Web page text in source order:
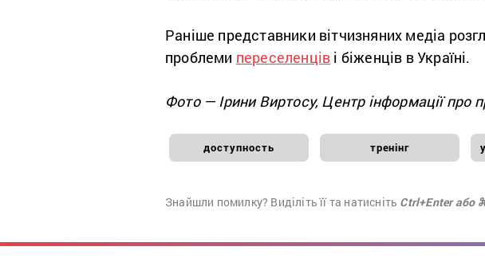
Раніше представники вітчизняних медіа
проблеми переселенців і біженців в Україні.
Фото — Ірини Виртосу, Центр інформації про
доступность тренінг
Знайшли помилку? Виділіть її та натисніть Ctrl+Enter або